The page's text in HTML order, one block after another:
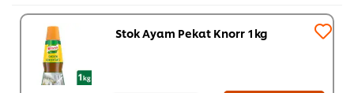
Stok Ayam Pekat Knorr 1kg